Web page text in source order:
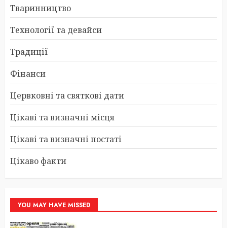
Тваринництво
Технології та девайси
Традиції
Фінанси
Цервковні та святкові дати
Цікаві та визначні місця
Цікаві та визначні постаті
Цікаво факти
YOU MAY HAVE MISSED